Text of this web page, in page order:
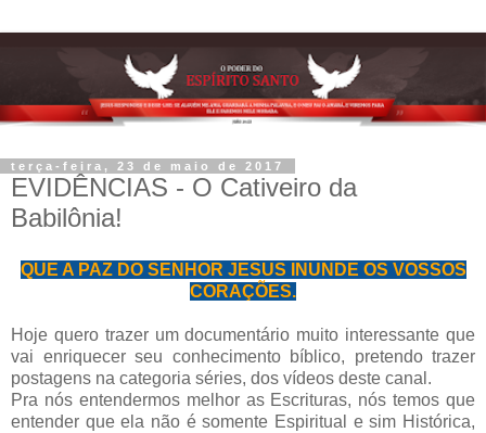
terça-feira, 23 de maio de 2017
EVIDÊNCIAS - O Cativeiro da
Babilônia!
QUE A PAZ DO SENHOR JESUS INUNDE OS VOSSOS
CORAÇÕES.
Hoje quero trazer um documentário muito interessante que
vai enriquecer seu conhecimento bíblico, pretendo trazer
postagens na categoria séries, dos vídeos deste canal.
Pra nós entendermos melhor as Escrituras, nós temos que
entender que ela não é somente Espiritual e sim Histórica,